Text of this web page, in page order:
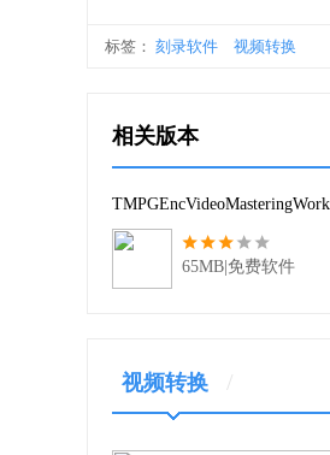
支持单独导入并处理音
支持隐藏式字幕或来
按标题导入蓝光或
1、开始支持新一代高
标签： 刻录软件 视频转换
相关版本
65MB|免费软件
视频转换 /